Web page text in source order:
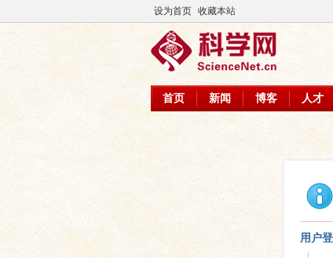
设为首页 收藏本站
首页 新闻 博客 人才
用户